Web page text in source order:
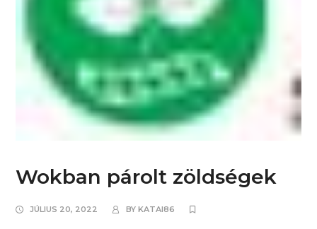
Wokban párolt zöldségek
JÚLIUS 20, 2022 BYKATAI86